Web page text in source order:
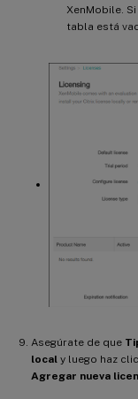
XenMobile.
tabla está
Asegúrate de que
local y luego haz
Agregar nueva